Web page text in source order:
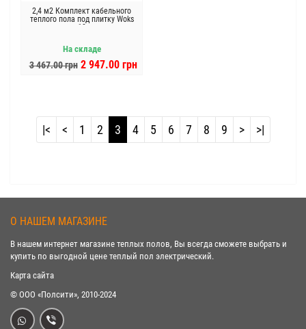
2,4 м2 Комплект кабельного
теплого пола под плитку Woks
18
На складе
3 467.00 грн 2 947.00 грн
|< < 1 2 3 4 5 6 7 8 9 > >|
О НАШЕМ МАГАЗИНЕ
В нашем интернет магазине теплых полов, Вы всегда сможете выбрать и
купить по выгодной цене теплый пол электрический.
Карта сайта
© ООО «Полсити», 2010-2024